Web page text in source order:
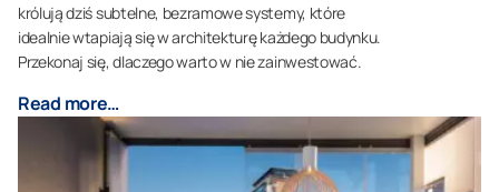
królują dziś subtelne, bezramowe systemy, które
idealnie wtapiają się w architekturę każdego budynku.
Przekonaj się, dlaczego warto w nie zainwestować.
Read more…